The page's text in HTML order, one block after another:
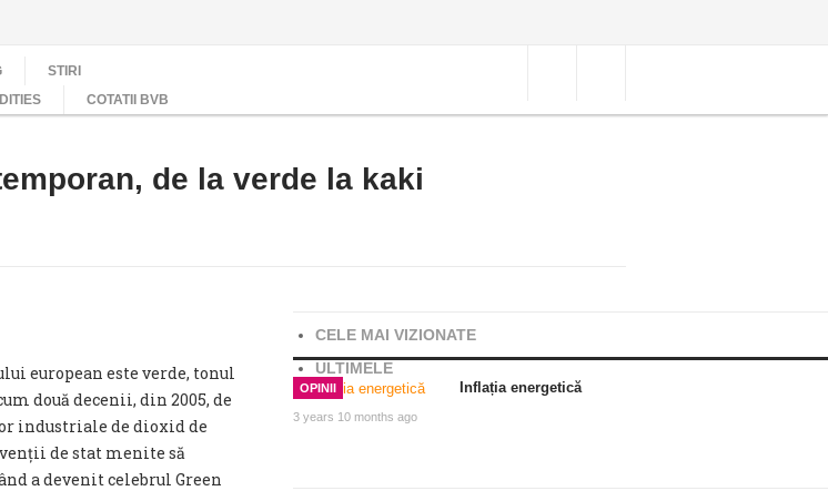
STIRI
COTATII BVB
de la verde la kaki
european este verde, tonul
două decenii, din 2005, de
industriale de dioxid de
de stat menite să
a devenit celebrul Green
CELE MAI VIZIONATE
ULTIMELE
OPINII
3 years 10 months ago
Inflația energetică